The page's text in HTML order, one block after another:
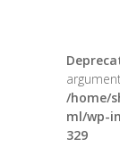
/home/
ml/wp-
329